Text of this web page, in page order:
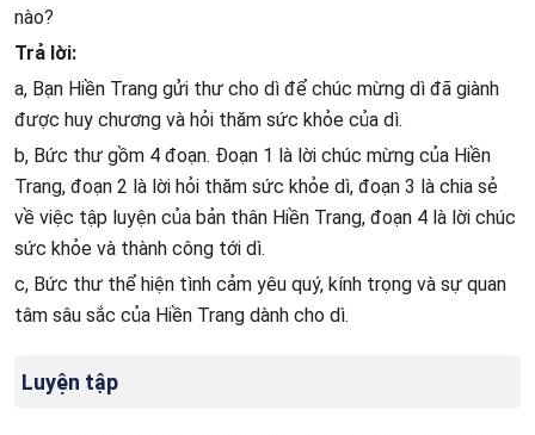
nào?
Trả lời:
a, Bạn Hiền Trang gửi thư cho dì để chúc mừng dì đã giành
được huy chương và hỏi thăm sức khỏe của dì.
b, Bức thư gồm 4 đoạn. Đoạn 1 là lời chúc mừng của Hiền
Trang, đoạn 2 là lời hỏi thăm sức khỏe dì, đoạn 3 là chia sẻ
về việc tập luyện của bản thân Hiền Trang, đoạn 4 là lời chúc
sức khỏe và thành công tới dì.
c, Bức thư thể hiện tình cảm yêu quý, kính trọng và sự quan
tâm sâu sắc của Hiền Trang dành cho dì.
Luyện tập